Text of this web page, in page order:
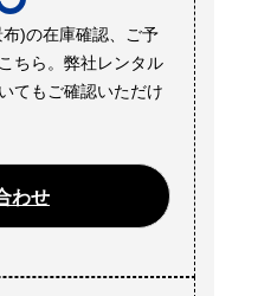
)の在庫確認、ご予
ちら。弊社レンタル
てもご確認いただけ
わせ